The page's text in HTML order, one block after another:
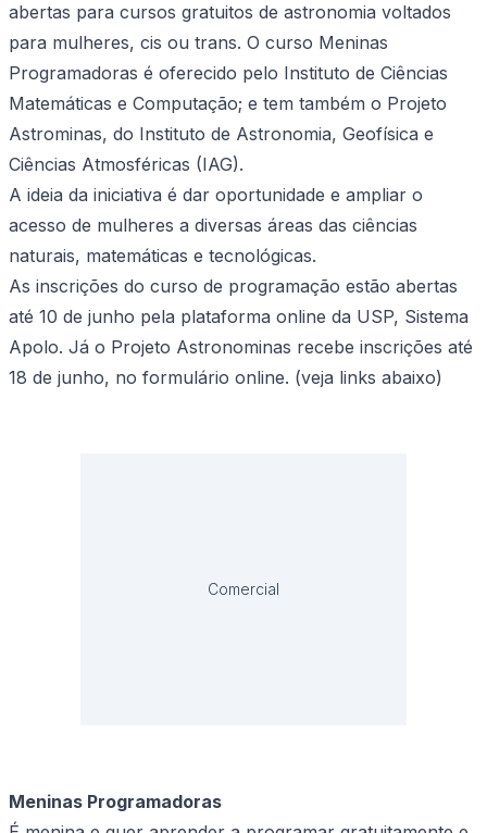
abertas para cursos gratuitos de astronomia voltados
para mulheres, cis ou trans. O curso Meninas
Programadoras é oferecido pelo Instituto de Ciências
Matemáticas e Computação; e tem também o Projeto
Astrominas, do Instituto de Astronomia, Geofísica e
Ciências Atmosféricas (IAG).
A ideia da iniciativa é dar oportunidade e ampliar o
acesso de mulheres a diversas áreas das ciências
naturais, matemáticas e tecnológicas.
As inscrições do curso de programação estão abertas
até 10 de junho pela plataforma online da USP, Sistema
Apolo. Já o Projeto Astronominas recebe inscrições até
18 de junho, no formulário online. (veja links abaixo)
Comercial
Meninas Programadoras